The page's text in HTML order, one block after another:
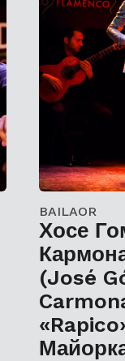
BAILAOR
Хосе
(José